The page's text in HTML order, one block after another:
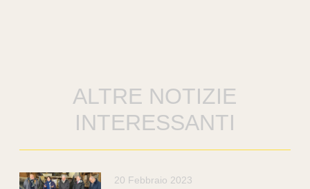
ALTRE NOTIZIE
INTERESSANTI
20 Febbraio 2023